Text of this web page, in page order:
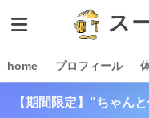
ス
home プロフィール
【期間限定】"ちゃん